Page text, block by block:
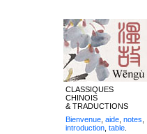
CLASSIQUES
CHINOIS
& TRADUCTIONS
Bienvenue aide notes
introduction table